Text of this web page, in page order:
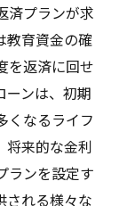
済プランが求
教育資金の確
を返済に回せ
ーンは、初期
くなるライフ
将来的な金利
ランを設定す
される様々な